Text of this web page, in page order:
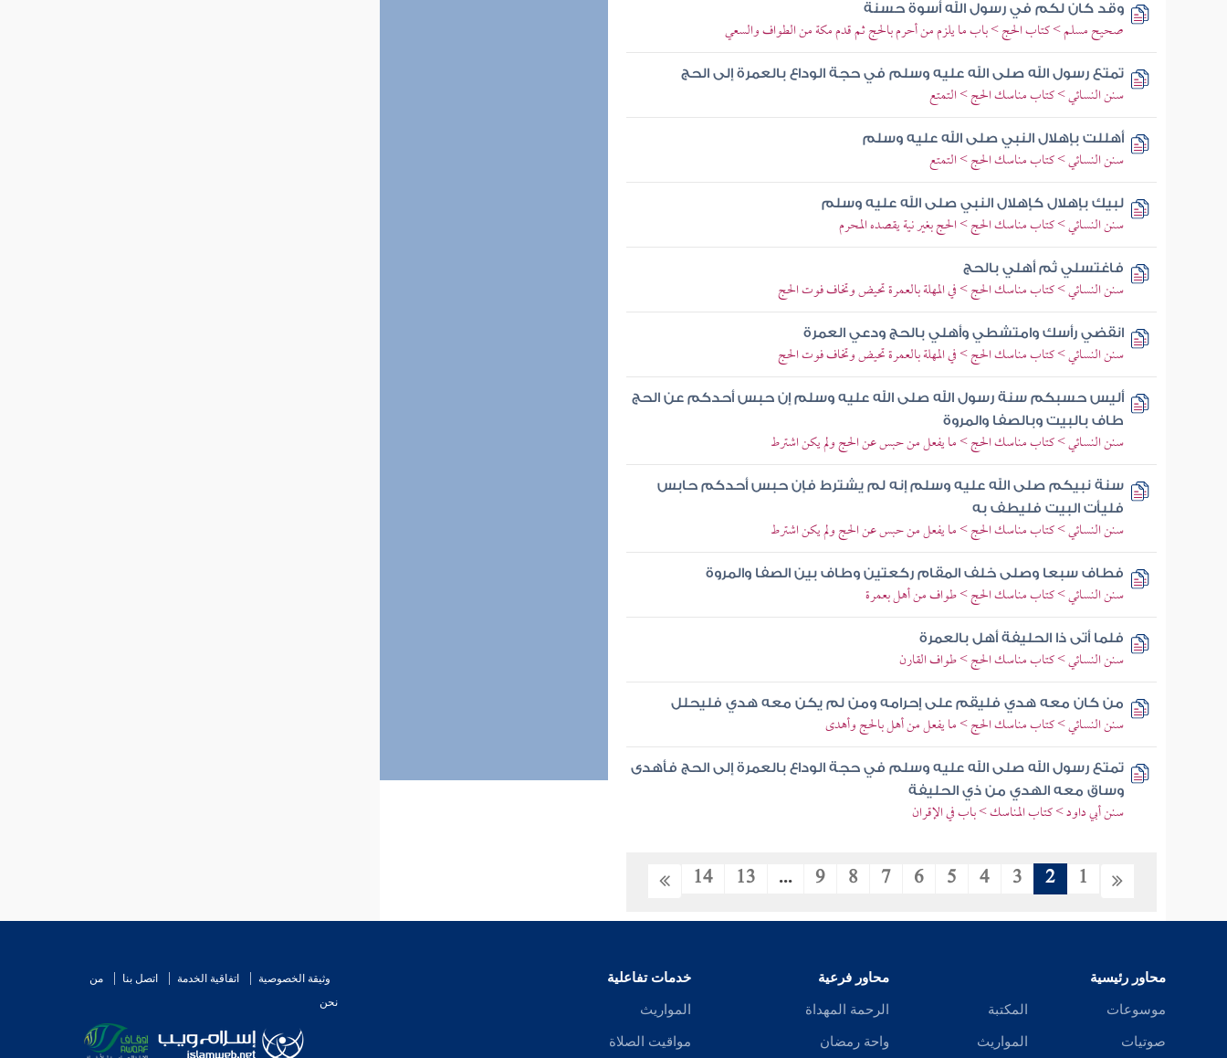
وقد كان لكم في رسول الله أسوة حسنة
صحيح مسلم > كتاب الحج > باب ما يلزم من أحرم بالحج ثم قدم مكة من الطواف والسعي
تمتع رسول الله صلى الله عليه وسلم في حجة الوداع بالعمرة إلى الحج
سنن النسائي > كتاب مناسك الحج > التمتع
أهللت بإهلال النبي صلى الله عليه وسلم
سنن النسائي > كتاب مناسك الحج > التمتع
لبيك بإهلال كإهلال النبي صلى الله عليه وسلم
سنن النسائي > كتاب مناسك الحج > الحج بغير نية يقصده المحرم
فاغتسلي ثم أهلي بالحج
سنن النسائي > كتاب مناسك الحج > في المهلة بالعمرة تحيض وتخاف فوت الحج
انقضي رأسك وامتشطي وأهلي بالحج ودعي العمرة
سنن النسائي > كتاب مناسك الحج > في المهلة بالعمرة تحيض وتخاف فوت الحج
أليس حسبكم سنة رسول الله صلى الله عليه وسلم إن حبس أحدكم عن الحج
طاف بالبيت وبالصفا والمروة
سنن النسائي > كتاب مناسك الحج > ما يفعل من حبس عن الحج ولم يكن اشترط
سنة نبيكم صلى الله عليه وسلم إنه لم يشترط فإن حبس أحدكم حابس
فليأت البيت فليطف به
سنن النسائي > كتاب مناسك الحج > ما يفعل من حبس عن الحج ولم يكن اشترط
فطاف سبعا وصلى خلف المقام ركعتين وطاف بين الصفا والمروة
سنن النسائي > كتاب مناسك الحج > طواف من أهل بعمرة
فلما أتى ذا الحليفة أهل بالعمرة
سنن النسائي > كتاب مناسك الحج > طواف القارن
من كان معه هدي فليقم على إحرامه ومن لم يكن معه هدي فليحلل
سنن النسائي > كتاب مناسك الحج > ما يفعل من أهل بالحج وأهدى
تمتع رسول الله صلى الله عليه وسلم في حجة الوداع بالعمرة إلى الحج فأهدى
وساق معه الهدي من ذي الحليفة
سنن أبي داود > كتاب المناسك > باب في الإقران
1
2
3
4
5
6
7
8
9
...
13
14
محاور رئيسية
موسوعات
صوتيات
المكتبة
المواريث
محاور فرعية
الرحمة المهداة
واحة رمضان
خدمات تفاعلية
المواريث
مواقيت الصلاة
وثيقة الخصوصية اتفاقية الخدمة اتصل بنا
من
نحن